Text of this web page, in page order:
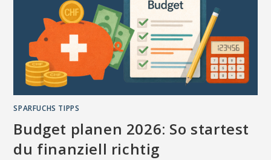
SPARFUCHS TIPPS
Budget planen 2026: So startest
du finanziell richtig